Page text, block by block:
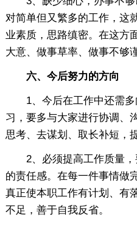
对简单但又繁多的工作，这
业素质，思路缜密。在这方
大意、做事草率、做事不够
六、今后努力的方向
1、今后在工作中还需多
习，要多与大家进行协调、
思考、去谋划、取长补短，
2、必须提高工作质量，
的责任感。在每一件事情做
真正使本职工作有计划、有
不足，善于自我反省。